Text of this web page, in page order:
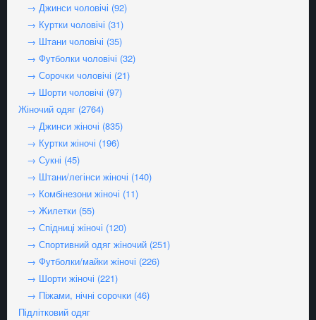
→ Джинси чоловічі (92)
→ Куртки чоловічі (31)
→ Штани чоловічі (35)
→ Футболки чоловічі (32)
→ Сорочки чоловічі (21)
→ Шорти чоловічі (97)
Жіночий одяг (2764)
→ Джинси жіночі (835)
→ Куртки жіночі (196)
→ Сукні (45)
→ Штани/легінси жіночі (140)
→ Комбінезони жіночі (11)
→ Жилетки (55)
→ Спідниці жіночі (120)
→ Спортивний одяг жіночий (251)
→ Футболки/майки жіночі (226)
→ Шорти жіночі (221)
→ Піжами, нічні сорочки (46)
Підлітковий одяг